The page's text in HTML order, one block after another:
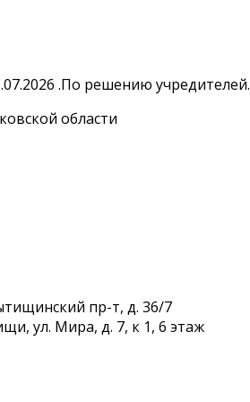
.По решению учредителей.
области
пр-т, д. 36/7
ул. Мира, д. 7, к 1, 6 этаж